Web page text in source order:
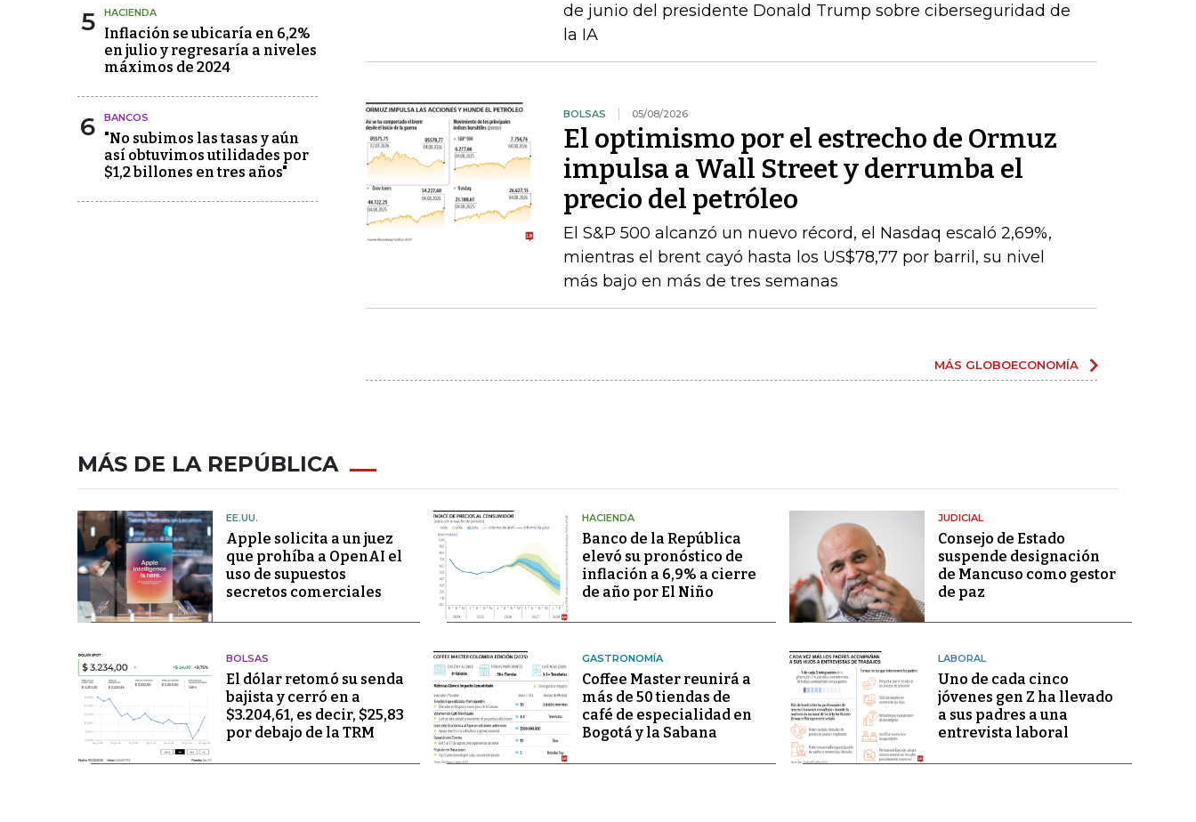
5 HACIENDA
Inflación se ubicaría en 6,2%
en julio y regresaría a niveles
máximos de 2024
6 BANCOS
"No subimos las tasas y aún
así obtuvimos utilidades por
$1,2 billones en tres años"
de junio del presidente Donald Trump sobre ciberseguridad de
la IA
BOLSAS 05/08/2026
El optimismo por el estrecho de Ormuz
impulsa a Wall Street y derrumba el
precio del petróleo
El S&P 500 alcanzó un nuevo récord, el Nasdaq escaló 2,69%,
mientras el brent cayó hasta los US$78,77 por barril, su nivel
más bajo en más de tres semanas
MÁS GLOBOECONOMÍA
MÁS DE LA REPÚBLICA
EE.UU.
Apple solicita a un juez
que prohíba a OpenAI el
uso de supuestos
secretos comerciales
HACIENDA
Banco de la República
elevó su pronóstico de
inflación a 6,9% a cierre
de año por El Niño
JUDICIAL
Consejo de Estado
suspende designación
de Mancuso como gestor
de paz
BOLSAS
El dólar retomó su senda
bajista y cerró en a
$3.204,61, es decir, $25,83
por debajo de la TRM
GASTRONOMÍA
Coffee Master reunirá a
más de 50 tiendas de
café de especialidad en
Bogotá y la Sabana
LABORAL
Uno de cada cinco
jóvenes gen Z ha llevado
a sus padres a una
entrevista laboral